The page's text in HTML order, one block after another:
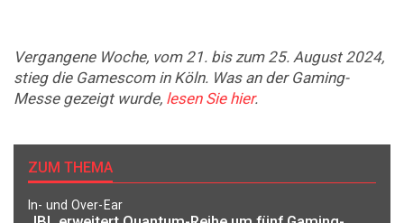
Vergangene Woche, vom 21. bis zum 25. August 2024,
stieg die Gamescom in Köln. Was an der Gaming-
Messe gezeigt wurde, lesen Sie hier.
ZUM THEMA
In- und Over-Ear